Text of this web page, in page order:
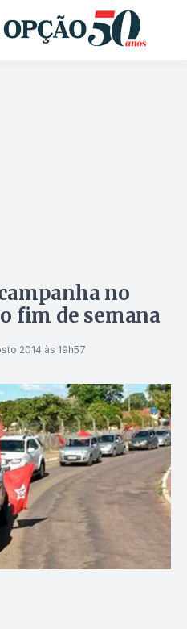
no
fim de semana
2014 às 19h57